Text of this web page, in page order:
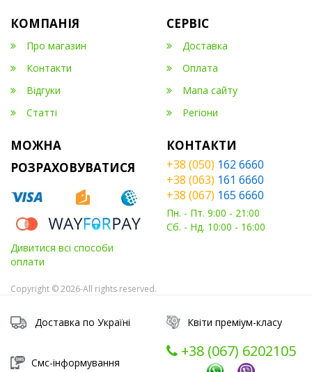
КОМПАНІЯ
Про магазин
Контакти
Відгуки
Статті
СЕРВІС
Доставка
Оплата
Мапа сайту
Регіони
МОЖНА
РОЗРАХОВУВАТИСЯ
Дивитися всі способи
оплати
КОНТАКТИ
+38 (050) 162 6660
+38 (063) 161 6660
+38 (067) 165 6660
Пн. - Пт. 9:00 - 21:00
Сб. - Нд. 10:00 - 16:00
Copyright © 2026-All rights reserved.
Доставка по Україні Квіти преміум-класу
Смс-інформування
+38 (067) ‎6202105